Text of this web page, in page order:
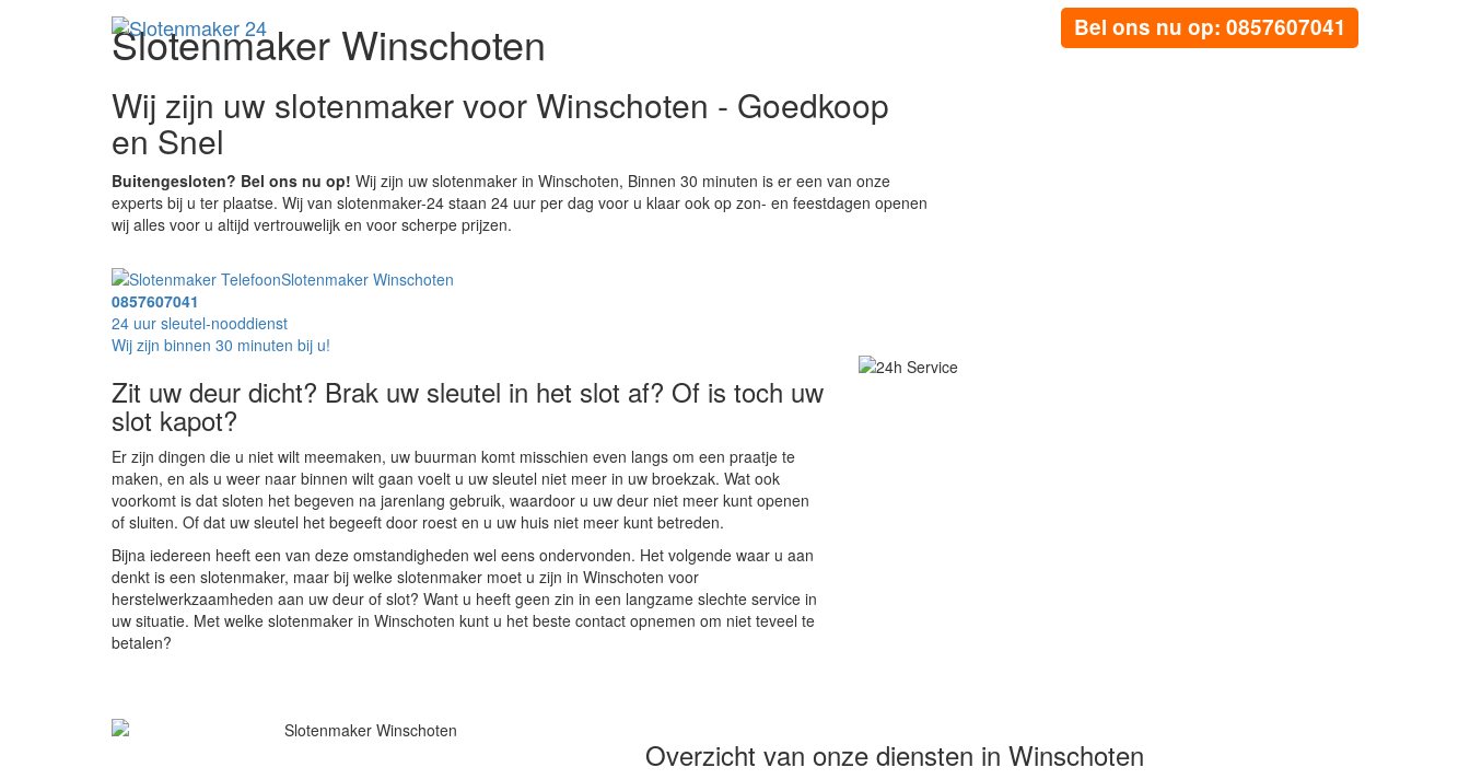
Bel ons nu op: 0857607041
Slotenmaker Winschoten
Wij zijn uw slotenmaker voor Winschoten - Goedkoop
en Snel
Buitengesloten? Bel ons nu op! Wij zijn uw slotenmaker in Winschoten, Binnen 30 minuten is er een van onze
experts bij u ter plaatse. Wij van slotenmaker-24 staan 24 uur per dag voor u klaar ook op zon- en feestdagen openen
wij alles voor u altijd vertrouwelijk en voor scherpe prijzen.
Slotenmaker Winschoten
0857607041
24 uur sleutel-nooddienst
Wij zijn binnen 30 minuten bij u!
Zit uw deur dicht? Brak uw sleutel in het slot af? Of is toch uw
slot kapot?
Er zijn dingen die u niet wilt meemaken, uw buurman komt misschien even langs om een praatje te
maken, en als u weer naar binnen wilt gaan voelt u uw sleutel niet meer in uw broekzak. Wat ook
voorkomt is dat sloten het begeven na jarenlang gebruik, waardoor u uw deur niet meer kunt openen
of sluiten. Of dat uw sleutel het begeeft door roest en u uw huis niet meer kunt betreden.
Bijna iedereen heeft een van deze omstandigheden wel eens ondervonden. Het volgende waar u aan
denkt is een slotenmaker, maar bij welke slotenmaker moet u zijn in Winschoten voor
herstelwerkzaamheden aan uw deur of slot? Want u heeft geen zin in een langzame slechte service in
uw situatie. Met welke slotenmaker in Winschoten kunt u het beste contact opnemen om niet teveel te
betalen?
Overzicht van onze diensten in Winschoten